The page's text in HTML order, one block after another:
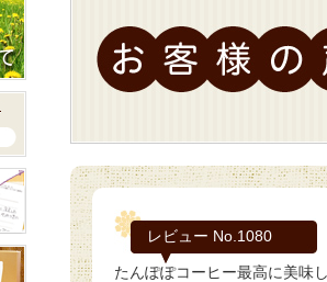
レビュー No.1080
たんぽぽコーヒー最高に美味